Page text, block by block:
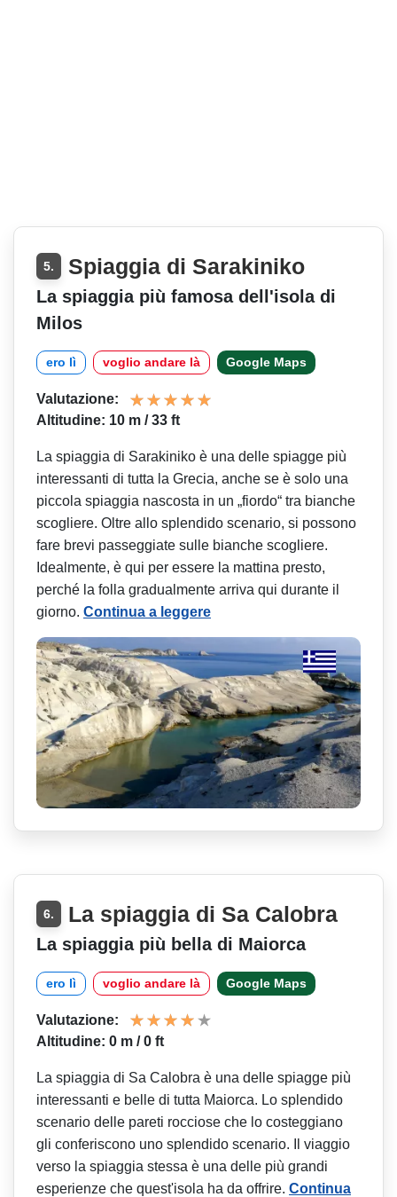
5. Spiaggia di Sarakiniko
La spiaggia più famosa dell'isola di
Milos
ero lì voglio andare là Google Maps
Valutazione:
Altitudine: 10 m / 33 ft
La spiaggia di Sarakiniko è una delle spiagge più
interessanti di tutta la Grecia, anche se è solo una
piccola spiaggia nascosta in un „fiordo“ tra bianche
scogliere. Oltre allo splendido scenario, si possono
fare brevi passeggiate sulle bianche scogliere.
Idealmente, è qui per essere la mattina presto,
perché la folla gradualmente arriva qui durante il
giorno. Continua a leggere
6. La spiaggia di Sa Calobra
La spiaggia più bella di Maiorca
ero lì voglio andare là Google Maps
Valutazione:
Altitudine: 0 m / 0 ft
La spiaggia di Sa Calobra è una delle spiagge più
interessanti e belle di tutta Maiorca. Lo splendido
scenario delle pareti rocciose che lo costeggiano
gli conferiscono uno splendido scenario. Il viaggio
verso la spiaggia stessa è una delle più grandi
esperienze che quest'isola ha da offrire. Continua